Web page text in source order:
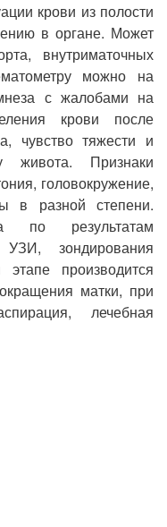
крови из полости
в органе. Может
внутриматочных
можно на
с жалобами на
крови после
чувство тяжести и
живота. Признаки
головокружение,
в разной степени.
по результатам
УЗИ, зондирования
производится
матки, при
лечебная